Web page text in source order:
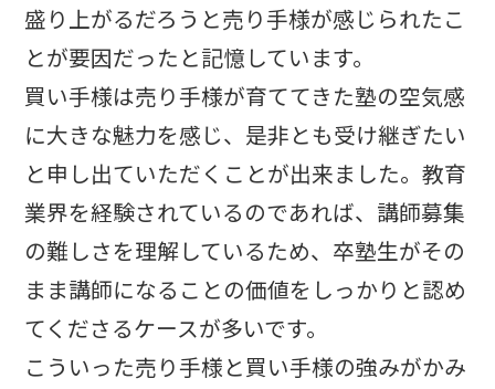
盛り上がるだろうと売り手様が感じられたこ
とが要因だったと記憶しています。
買い手様は売り手様が育ててきた塾の空気感
に大きな魅力を感じ、是非とも受け継ぎたい
と申し出ていただくことが出来ました。教育
業界を経験されているのであれば、講師募集
の難しさを理解しているため、卒塾生がその
まま講師になることの価値をしっかりと認め
てくださるケースが多いです。
こういった売り手様と買い手様の強みがかみ